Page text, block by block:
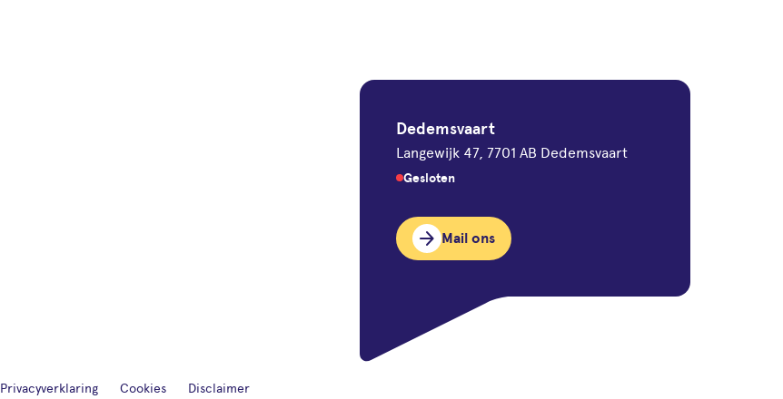
Dedemsvaart
Langewijk 47, 7701 AB Dedemsvaart
Gesloten
arrow_forward Mail ons
Privacyverklaring Cookies Disclaimer